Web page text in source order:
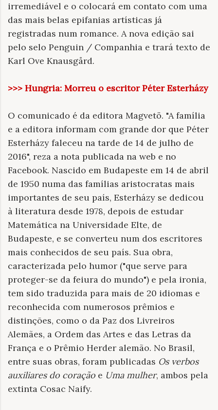
irremediável e o colocará em contato com uma
das mais belas epifanias artísticas já
registradas num romance. A nova edição sai
pelo selo Penguin / Companhia e trará texto de
Karl Ove Knausgård.
>>> Hungria: Morreu o escritor Péter Esterházy
O comunicado é da editora Magvetö. "A família
e a editora informam com grande dor que Péter
Esterházy faleceu na tarde de 14 de julho de
2016", reza a nota publicada na web e no
Facebook. Nascido em Budapeste em 14 de abril
de 1950 numa das famílias aristocratas mais
importantes de seu país, Esterházy se dedicou
à literatura desde 1978, depois de estudar
Matemática na Universidade Elte, de
Budapeste, e se converteu num dos escritores
mais conhecidos de seu país. Sua obra,
caracterizada pelo humor ("que serve para
proteger-se da feiura do mundo") e pela ironia,
tem sido traduzida para mais de 20 idiomas e
reconhecida com numerosos prêmios e
distinções, como o da Paz dos Livreiros
Alemães, a Ordem das Artes e das Letras da
França e o Prêmio Herder alemão. No Brasil,
entre suas obras, foram publicadas Os verbos
auxiliares do coração e Uma mulher, ambos pela
extinta Cosac Naify.